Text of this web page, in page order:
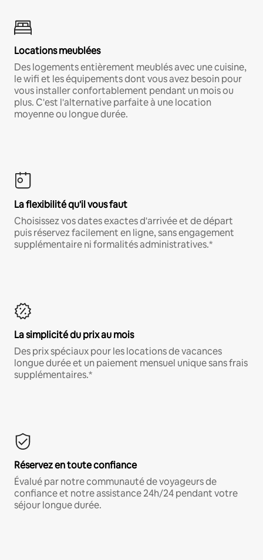
Locations meublées
Des logements entièrement meublés avec une cuisine,
le wifi et les équipements dont vous avez besoin pour
vous installer confortablement pendant un mois ou
plus. C'est l'alternative parfaite à une location
moyenne ou longue durée.
La flexibilité qu'il vous faut
Choisissez vos dates exactes d'arrivée et de départ
puis réservez facilement en ligne, sans engagement
supplémentaire ni formalités administratives.*
La simplicité du prix au mois
Des prix spéciaux pour les locations de vacances
longue durée et un paiement mensuel unique sans frais
supplémentaires.*
Réservez en toute confiance
Évalué par notre communauté de voyageurs de
confiance et notre assistance 24h/24 pendant votre
séjour longue durée.